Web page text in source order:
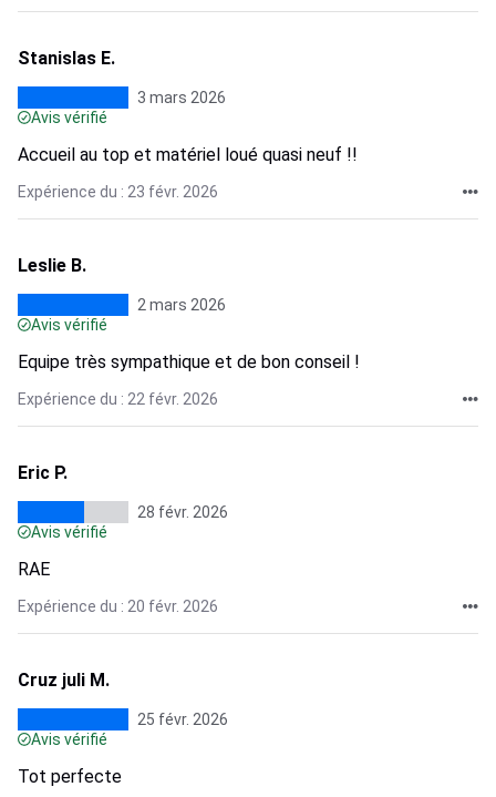
Stanislas E.
3 mars 2026
Avis vérifié
Accueil au top et matériel loué quasi neuf !!
Expérience du : 23 févr. 2026
Leslie B.
2 mars 2026
Avis vérifié
Equipe très sympathique et de bon conseil !
Expérience du : 22 févr. 2026
Eric P.
28 févr. 2026
Avis vérifié
RAE
Expérience du : 20 févr. 2026
Cruz juli M.
25 févr. 2026
Avis vérifié
Tot perfecte